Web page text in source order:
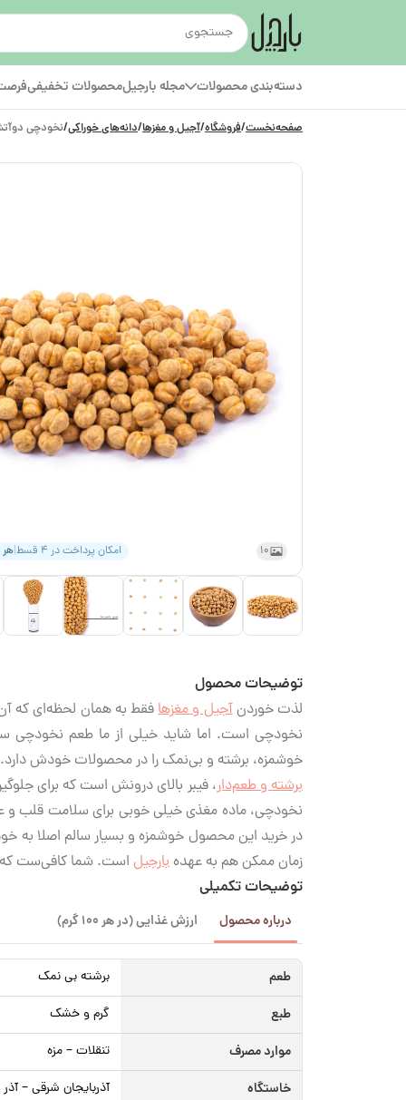
دسته‌بندی محصولات مجله بارجیلمحصولات تخفیفی
صفحه‌نخست/فروشگاه/آجیل و مغزها/دانه‌های خوراکی/نخودچی
10 امکان پرداخت در ۴ قسط |
توضیحات محصول
لذت خوردنآجیل و مغزهافقط به همان لحظه‌ای که
نخودچی است. اما شاید خیلی از ما طعم نخودچی
خوشمزه، برشته و بی‌نمک را در محصولات خودش
برشته و طعم‌دار، فیبر بالای درونش است که برای
نخودچی، ماده مغذی خیلی خوبی برای سلامت قلب
در خرید این محصول خوشمزه و بسیار سالم اصلا به
زمان ممکن هم به عهده بارجیل است. شما کافی‌ست که
توضیحات تکمیلی
درباره محصول ارزش غذایی (در هر 100 گرم)
طعم برشته بی نمک
طبع گرم و خشک
موارد مصرف تنقلات – مزه
خاستگاه آذربایجان شرقی –